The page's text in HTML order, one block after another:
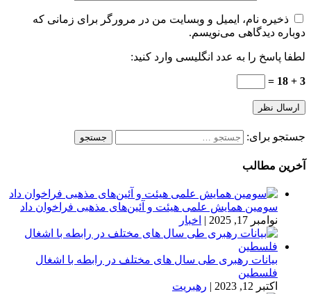
ذخیره نام، ایمیل و وبسایت من در مرورگر برای زمانی که
دوباره دیدگاهی می‌نویسم.
لطفا پاسخ را به عدد انگلیسی وارد کنید:
3 + 18 =
جستجو برای:
آخرین مطالب
سومین همایش علمی هیئت و آئین‌های مذهبی فراخوان داد
نوامبر 17, 2025
| اخبار
بیانات رهبری طی سال های مختلف در رابطه با اشغال
فلسطین
اکتبر 12, 2023
| رهبریت